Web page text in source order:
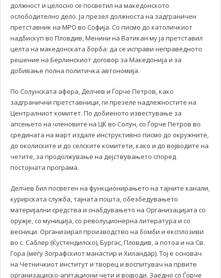
должност и целосно се посветил на македонското
ослободително дело. Ја презел должноста на задграничен
претставник на МРО во Софија. Со писмо до католичкиот
надбискуп во Пловдив, Менини на Ватикан му ја претставил
целта на македонската борба: да се исправи неправедното
решение на Берлинскиот договор за Македонија и за
добивање полна политичка автономија.
По Солунската афера, Делчев и Ѓорче Петров, како
задгранични претставници, ги презеле надлежностите на
Централниот комитет. По добиеното известување за
апсењето на членовите на ЦК во Солун, со Ѓорче Петров во
средината на март издале инструктивно писмо до окружните,
до околиските и до селските комитети, како и до војводите на
четите, за продолжување на дејствувањето според
постојната програма.
Делчев бил посветен на функционирањето на тајните канали,
курирската служба, тајната пошта, обезбедувањето
материјални средства и снабдувањето на Организацијата со
оружје, со муниција, со револуционерна литература и со
весници. Организирал производство на бомби и експлозиви
во с. Саблер (Ќустендилско), Бургас, Пловдив, а потоа и на Св.
Гора (меѓу Зографскиот манастир и Хиландар). Тој е основач
на Четничкиот институт и творец и воспитувач на првите
организациско-агитациони чети и војводи. Заедно со Ѓорче